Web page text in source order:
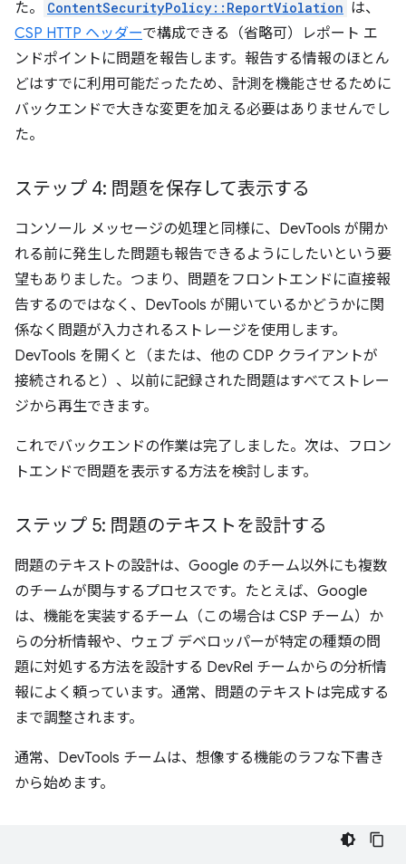
た。 ContentSecurityPolicy::ReportViolation は、
CSP HTTP ヘッダーで構成できる（省略可）レポート エ
ンドポイントに問題を報告します。報告する情報のほとん
どはすでに利用可能だったため、計測を機能させるために
バックエンドで大きな変更を加える必要はありませんでし
た。
ステップ 4: 問題を保存して表示する
コンソール メッセージの処理と同様に、DevTools が開か
れる前に発生した問題も報告できるようにしたいという要
望もありました。つまり、問題をフロントエンドに直接報
告するのではなく、DevTools が開いているかどうかに関
係なく問題が入力されるストレージを使用します。
DevTools を開くと（または、他の CDP クライアントが
接続されると）、以前に記録された問題はすべてストレー
ジから再生できます。
これでバックエンドの作業は完了しました。次は、フロン
トエンドで問題を表示する方法を検討します。
ステップ 5: 問題のテキストを設計する
問題のテキストの設計は、Google のチーム以外にも複数
のチームが関与するプロセスです。たとえば、Google
は、機能を実装するチーム（この場合は CSP チーム）か
らの分析情報や、ウェブ デベロッパーが特定の種類の問
題に対処する方法を設計する DevRel チームからの分析情
報によく頼っています。通常、問題のテキストは完成する
まで調整されます。
通常、DevTools チームは、想像する機能のラフな下書き
から始めます。